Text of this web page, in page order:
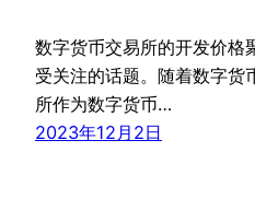
数字货币交易所的开发价格
受关注的话题。随着数字货
所作为数字货币…
2023年12月2日